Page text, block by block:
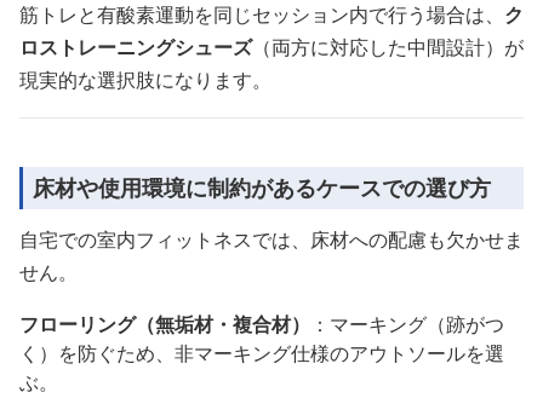
筋トレと有酸素運動を同じセッション内で行う場合は、 ク
ロストレーニングシューズ（両方に対応した中間設計）が
現実的な選択肢になります。
床材や使用環境に制約があるケースでの選び方
自宅での室内フィットネスでは、床材への配慮も欠かせま
せん。
フローリング（無垢材・複合材）
：マーキング（跡がつ
く）を防ぐため、非マーキング仕様のアウトソールを選
ぶ。